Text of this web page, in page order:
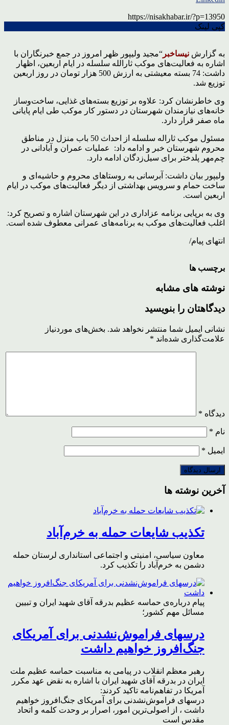
https://nisakhabar.ir/?p=13950
کپی لینک
به گزارش نیساخبر “مجید ولیپور ظهر امروز در جمع خبرنگاران با
اشاره به فعالیت‌های موکب ثارالله سلسله در ایام اربعین، اظهار
داشت: 74 بسته معیشتی به ارزش 500 هزار تومان در روز اربعین
توزیع شد.
وی خاطرنشان کرد: علاوه بر توزیع بسته‌های غذایی، ساخت‌وساز
خانه‌های نیازمندان شهرستان در دستور کار موکب طی ایام پایانی
ماه صفر قرار دارد.
مسئول موکب ثاراله سلسله از احداث 50 باب منزل در مناطق
محروم شهرستان خبر و ادامه داد: عملیات عمران و آبادانی در
چم‌مهر پلدختر برای سیل‌زدگان ادامه دارد.
ولیپور بیان داشت: آبرسانی به روستاهای محروم و حاشیه‌ای و
ساخت حمام و سرویس بهداشتی از دیگر فعالیت‌های موکب در ایام
اربعین است.
وی به برپایی برنامه عزاداری در این شهرستان اشاره و تصریح کرد:
اغلب فعالیت‌های موکب به برنامه‌های عمرانی معطوف شده است.
انتهای پیام/
برچسب ها
نوشته های مشابه
دیدگاهتان را بنویسید
نشانی ایمیل شما منتشر نخواهد شد. بخش‌های موردنیاز
علامت‌گذاری شده‌اند *
دیدگاه *
نام *
ایمیل *
آخرین نوشته ها
تکذیب شایعات حمله به خرم‌آباد
معاون سیاسی، امنیتی و اجتماعی استانداری لرستان حمله
دشمن به خرم‌آباد را تکذیب کرد.
پیام درباره‌ی حماسه عظیم بدرقه آقای شهید ایران و تبیین
مسائل مهم کشور؛
درسهای فراموش‌نشدنی برای آمریکای
جنگ‌افروز خواهیم داشت
رهبر معظم انقلاب در پیامی به مناسبت حماسه عظیم ملت
ایران در بدرقه آقای شهید ایران با اشاره به نقض عهد مکرر
آمریکا در تفاهم‌نامه تاکید کردند:
درسهای فراموش‌نشدنی برای آمریکای جنگ‌افروز خواهیم
داشت ، از اصولی‌ترین امور، اصرار بر وحدت کلمه و اتحاد
مقدس است